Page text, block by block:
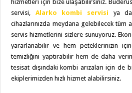
hizmetleri için bize ulaşabilirsiniz.
servisi, Alarko kombi servisi ya da
cihazlarınızda meydana gelebilecek tüm
servis hizmetlerini sizlere sunuyoruz.
yararlanabilir ve hem peteklerinizin
temizliğini yaptırabilir hem de daha
tesisat dışındaki kombi arızaları için
ekiplerimizden hızlı hizmet alabilirsiniz.